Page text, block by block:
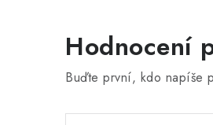
Hodnocení
Buďte první, kdo napíše